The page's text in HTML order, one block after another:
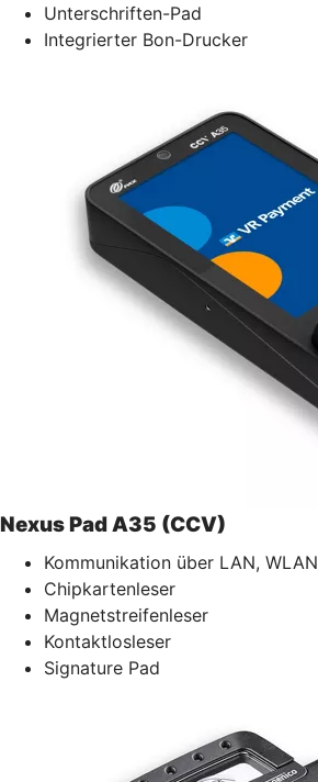
Unterschriften-Pad
Integrierter Bon-Drucker
Nexus Pad A35 (CCV)
Kommunikation über LAN, WLAN
Chipkartenleser
Magnetstreifenleser
Kontaktlosleser
Signature Pad